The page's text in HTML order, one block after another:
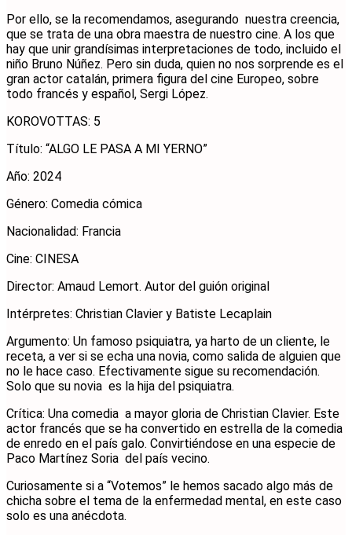
Por ello, se la recomendamos, asegurando nuestra creencia,
que se trata de una obra maestra de nuestro cine. A los que
hay que unir grandísimas interpretaciones de todo, incluido el
niño Bruno Núñez. Pero sin duda, quien no nos sorprende es el
gran actor catalán, primera figura del cine Europeo, sobre
todo francés y español, Sergi López.
KOROVOTTAS: 5
Título: “ALGO LE PASA A MI YERNO”
Año: 2024
Género: Comedia cómica
Nacionalidad: Francia
Cine: CINESA
Director: Amaud Lemort. Autor del guión original
Intérpretes: Christian Clavier y Batiste Lecaplain
Argumento: Un famoso psiquiatra, ya harto de un cliente, le
receta, a ver si se echa una novia, como salida de alguien que
no le hace caso. Efectivamente sigue su recomendación.
Solo que su novia es la hija del psiquiatra.
Crítica: Una comedia a mayor gloria de Christian Clavier. Este
actor francés que se ha convertido en estrella de la comedia
de enredo en el país galo. Convirtiéndose en una especie de
Paco Martínez Soria del país vecino.
Curiosamente si a “Votemos” le hemos sacado algo más de
chicha sobre el tema de la enfermedad mental, en este caso
solo es una anécdota.